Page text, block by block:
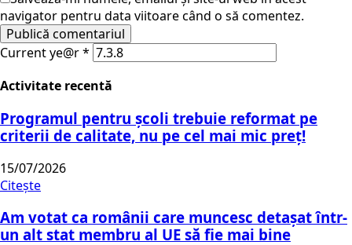
navigator pentru data viitoare când o să comentez.
Current ye@r*
Activitate recentă
Programul pentru școli trebuie reformat pe
criterii de calitate, nu pe cel mai mic preț!
15/07/2026
Citește
Am votat ca românii care muncesc detașat într-
un alt stat membru al UE să fie mai bine